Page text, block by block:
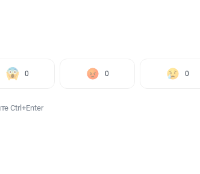
0 0 0
Ctrl+Enter